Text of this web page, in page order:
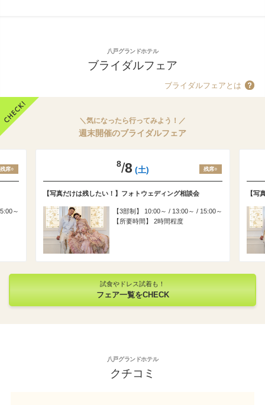
八戸グランドホテル
ブライダルフェア
ブライダルフェアとは
＼気になったら行ってみよう！／
週末開催のブライダルフェア
残席○
～
8/8 (土) 残席○
【写真だけは残したい！】フォトウェディング相談会
3部制
10:00～ / 13:00～ / 15:00～
所要時間
2時間程度
【写
試食やドレス試着も！
フェア一覧をCHECK
八戸グランドホテル
クチコミ